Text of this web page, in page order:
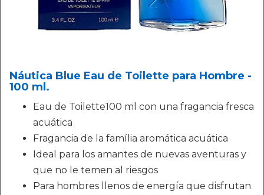
Náutica Blue Eau de Toilette para Hombre -
100 ml.
Eau de Toilette100 ml con una fragancia fresca
acuática
Fragancia de la família aromática acuática
Ideal para los amantes de nuevas aventuras y
que no le temen al riesgos
Para hombres llenos de energía que disfrutan